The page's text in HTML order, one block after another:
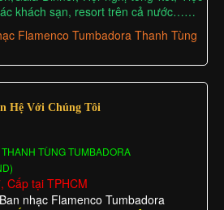
khách sạn, resort trên cả nước……
Hệ Với Chúng Tôi
TÙNG TUMBADORA
Cấp tại TPHCM
Ban nhạc Flamenco Tumbadora